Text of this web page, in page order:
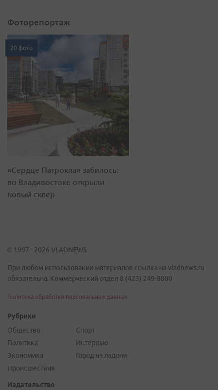
Фоторепортаж
20 фото
«Сердце Патрокла» забилось:
во Владивостоке открыли
новый сквер
© 1997 - 2026 VLADNEWS
При любом использовании материалов ссылка на vladnews.ru
обязательна. Коммерческий отдел 8 (423) 249-8800
Политика обработки персональных данных
Рубрики
Общество
Политика
Экономика
Происшествия
Спорт
Интервью
Город на ладони
Издательство